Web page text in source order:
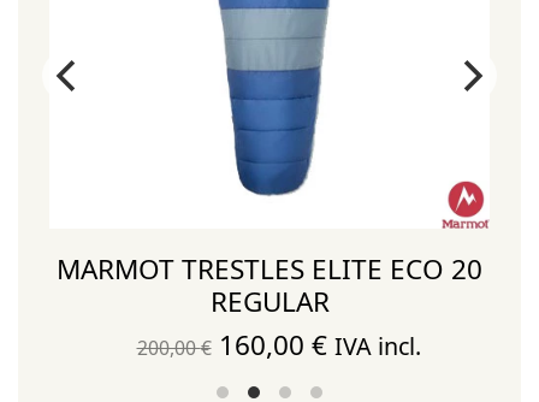
MARMOT TRESTLES ELITE ECO 20
REGULAR
200,00€ El
precio
160,00 €ElIVA incl.